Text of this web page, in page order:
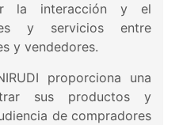
la interacción y el
y servicios entre
y vendedores.
proporciona una
sus productos y
de compradores